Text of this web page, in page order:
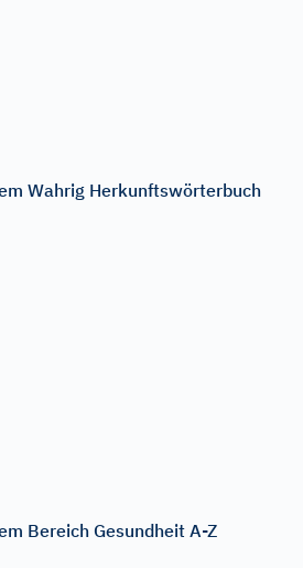
Wahrig Herkunftswörterbuch
Bereich Gesundheit A-Z